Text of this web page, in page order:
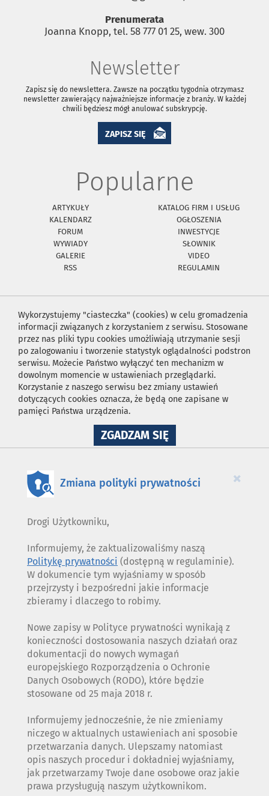
Prenumerata
Joanna Knopp, tel. 58 777 01 25, wew. 300
Newsletter
Zapisz się do newslettera. Zawsze na początku tygodnia otrzymasz
newsletter zawierający najważniejsze informacje z branży. W każdej
chwili będziesz mógł anulować subskrypcję.
ZAPISZ SIĘ
Popularne
ARTYKUŁY
KATALOG FIRM I USŁUG
KALENDARZ
OGŁOSZENIA
FORUM
INWESTYCJE
WYWIADY
SŁOWNIK
GALERIE
VIDEO
RSS
REGULAMIN
Wykorzystujemy "ciasteczka" (cookies) w celu gromadzenia
informacji związanych z korzystaniem z serwisu. Stosowane
przez nas pliki typu cookies umożliwiają utrzymanie sesji
po zalogowaniu i tworzenie statystyk oglądalności podstron
serwisu. Możecie Państwo wyłączyć ten mechanizm w
dowolnym momencie w ustawieniach przeglądarki.
Korzystanie z naszego serwisu bez zmiany ustawień
dotyczących cookies oznacza, że będą one zapisane w
pamięci Państwa urządzenia.
ZGADZAM SIĘNA
WYKORZYSTANIE
×
Zmiana polityki prywatności
Drogi Użytkowniku,
Informujemy, że zaktualizowaliśmy naszą
Politykę prywatności (dostępną w regulaminie).
W dokumencie tym wyjaśniamy w sposób
przejrzysty i bezpośredni jakie informacje
zbieramy i dlaczego to robimy.
Nowe zapisy w Polityce prywatności wynikają z
konieczności dostosowania naszych działań oraz
dokumentacji do nowych wymagań
europejskiego Rozporządzenia o Ochronie
Danych Osobowych (RODO), które będzie
stosowane od 25 maja 2018 r.
Informujemy jednocześnie, że nie zmieniamy
niczego w aktualnych ustawieniach ani sposobie
przetwarzania danych. Ulepszamy natomiast
opis naszych procedur i dokładniej wyjaśniamy,
jak przetwarzamy Twoje dane osobowe oraz jakie
prawa przysługują naszym użytkownikom.